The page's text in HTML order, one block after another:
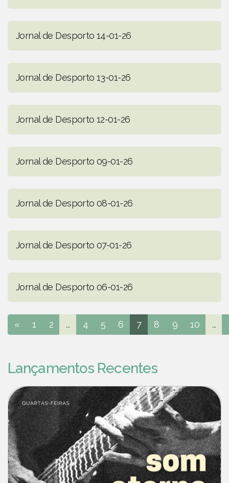
Jornal de Desporto 14-01-26
Jornal de Desporto 13-01-26
Jornal de Desporto 12-01-26
Jornal de Desporto 09-01-26
Jornal de Desporto 08-01-26
Jornal de Desporto 07-01-26
Jornal de Desporto 06-01-26
« 1 2 ... 4 5 6 7 8 9 10 ...
Lançamentos Recentes